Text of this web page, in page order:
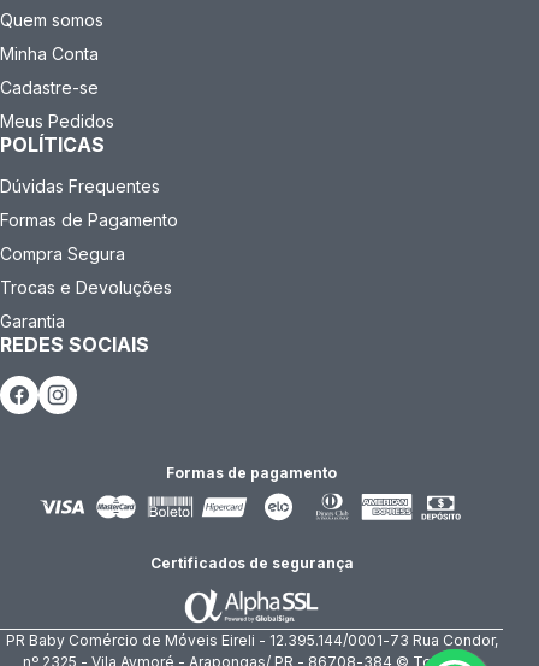
Quem somos
Minha Conta
Cadastre-se
Meus Pedidos
POLÍTICAS
Dúvidas Frequentes
Formas de Pagamento
Compra Segura
Trocas e Devoluções
Garantia
REDES SOCIAIS
Formas de pagamento
Certificados de segurança
PR Baby Comércio de Móveis Eireli - 12.395.144/0001-73 Rua Condor,
nº 2325 - Vila Aymoré - Arapongas/ PR - 86708-384 © Todos os